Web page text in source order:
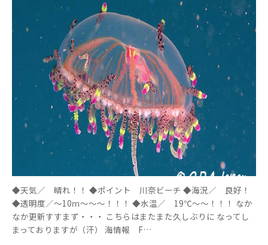
◆天気／ 晴れ！！ ◆ポイント 川奈ビーチ ◆海況／ 良好！
◆透明度／～10ｍ～～～！！！ ◆水温／ 19℃～～！！！ なか
なか更新すすまず・・・ こちらはまたまた久しぶりに なってし
まっておりますが（汗） 海情報 F…